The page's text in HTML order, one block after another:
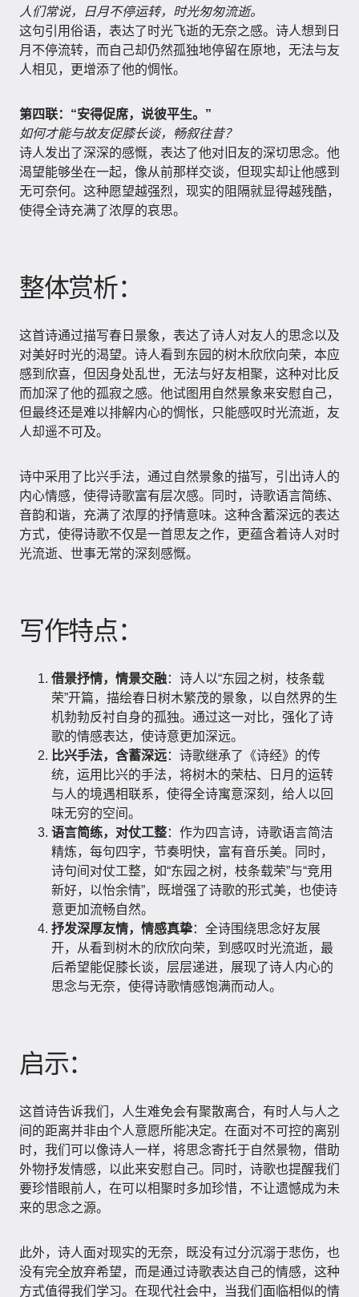
人们常说，日月不停运转，时光匆匆流逝。
这句引用俗语，表达了时光飞逝的无奈之感。诗人想到日
月不停流转，而自己却仍然孤独地停留在原地，无法与友
人相见，更增添了他的惆怅。
第四联：“安得促席，说彼平生。”
如何才能与故友促膝长谈，畅叙往昔？
诗人发出了深深的感慨，表达了他对旧友的深切思念。他
渴望能够坐在一起，像从前那样交谈，但现实却让他感到
无可奈何。这种愿望越强烈，现实的阻隔就显得越残酷，
使得全诗充满了浓厚的哀思。
整体赏析：
这首诗通过描写春日景象，表达了诗人对友人的思念以及
对美好时光的渴望。诗人看到东园的树木欣欣向荣，本应
感到欣喜，但因身处乱世，无法与好友相聚，这种对比反
而加深了他的孤寂之感。他试图用自然景象来安慰自己，
但最终还是难以排解内心的惆怅，只能感叹时光流逝，友
人却遥不可及。
诗中采用了比兴手法，通过自然景象的描写，引出诗人的
内心情感，使得诗歌富有层次感。同时，诗歌语言简练、
音韵和谐，充满了浓厚的抒情意味。这种含蓄深远的表达
方式，使得诗歌不仅是一首思友之作，更蕴含着诗人对时
光流逝、世事无常的深刻感慨。
写作特点：
借景抒情，情景交融：诗人以“东园之树，枝条载
荣”开篇，描绘春日树木繁茂的景象，以自然界的生
机勃勃反衬自身的孤独。通过这一对比，强化了诗
歌的情感表达，使诗意更加深远。
比兴手法，含蓄深远：诗歌继承了《诗经》的传
统，运用比兴的手法，将树木的荣枯、日月的运转
与人的境遇相联系，使得全诗寓意深刻，给人以回
味无穷的空间。
语言简练，对仗工整：作为四言诗，诗歌语言简洁
精炼，每句四字，节奏明快，富有音乐美。同时，
诗句间对仗工整，如“东园之树，枝条载荣”与“竞用
新好，以怡余情”，既增强了诗歌的形式美，也使诗
意更加流畅自然。
抒发深厚友情，情感真挚：全诗围绕思念好友展
开，从看到树木的欣欣向荣，到感叹时光流逝，最
后希望能促膝长谈，层层递进，展现了诗人内心的
思念与无奈，使得诗歌情感饱满而动人。
启示：
这首诗告诉我们，人生难免会有聚散离合，有时人与人之
间的距离并非由个人意愿所能决定。在面对不可控的离别
时，我们可以像诗人一样，将思念寄托于自然景物，借助
外物抒发情感，以此来安慰自己。同时，诗歌也提醒我们
要珍惜眼前人，在可以相聚时多加珍惜，不让遗憾成为未
来的思念之源。
此外，诗人面对现实的无奈，既没有过分沉溺于悲伤，也
没有完全放弃希望，而是通过诗歌表达自己的情感，这种
方式值得我们学习。在现代社会中，当我们面临相似的情